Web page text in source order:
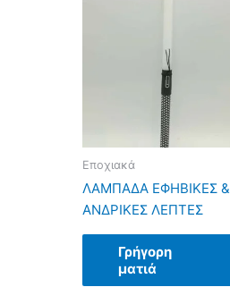
Εποχιακά
ΛΑΜΠΑΔΑ ΕΦΗΒΙΚΕΣ &
ΑΝΔΡΙΚΕΣ ΛΕΠΤΕΣ
Γρήγορη
ματιά